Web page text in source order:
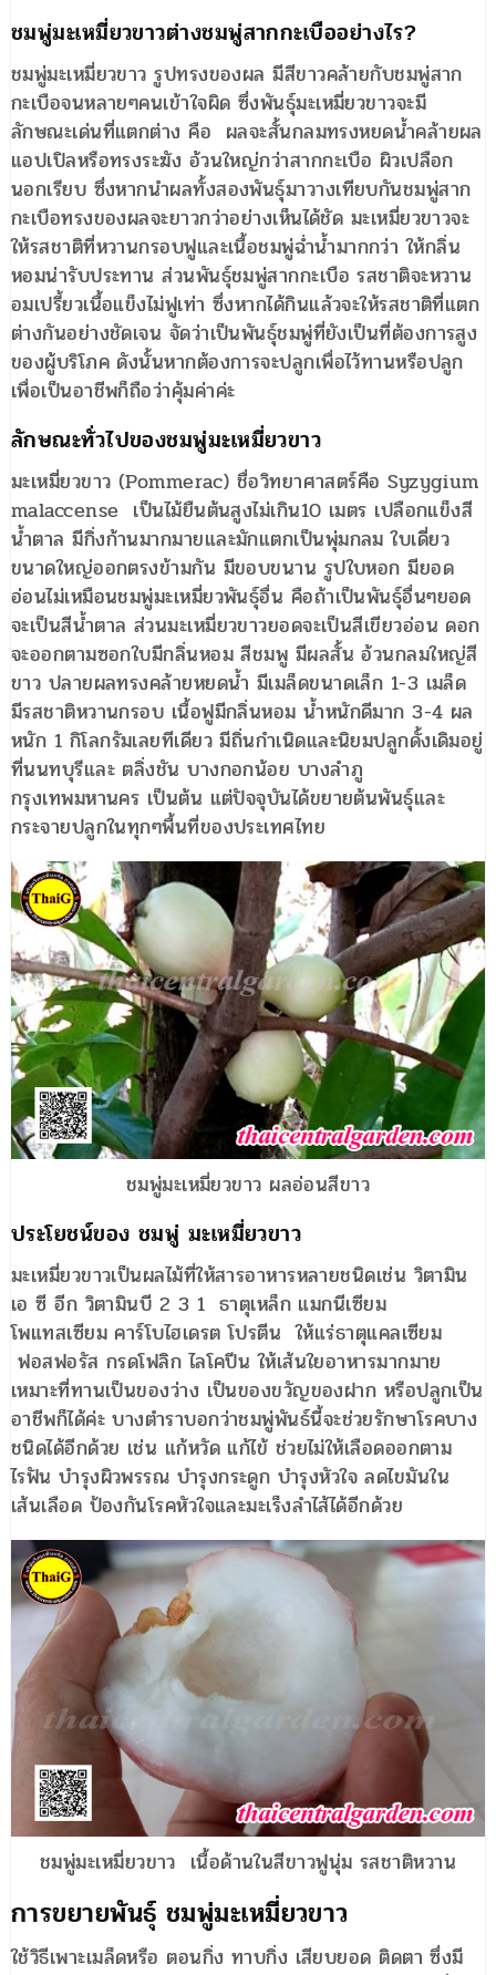
ชมพู่มะเหมี่ยวขาวต่างชมพู่สากกะเบืออย่างไร?
ชมพู่มะเหมี่ยวขาว รูปทรงของผล มีสีขาวคล้ายกับชมพู่สาก
กะเบือจนหลายๆคนเข้าใจผิด ซึ่งพันธุ์มะเหมี่ยวขาวจะมี
ลักษณะเด่นที่แตกต่าง คือ ผลจะสั้นกลมทรงหยดน้ำคล้ายผล
แอปเปิลหรือทรงระฆัง อ้วนใหญ่กว่าสากกะเบือ ผิวเปลือก
นอกเรียบ ซึ่งหากนำผลทั้งสองพันธุ์มาวางเทียบกันชมพู่สาก
กะเบือทรงของผลจะยาวกว่าอย่างเห็นได้ชัด มะเหมี่ยวขาวจะ
ให้รสชาติที่หวานกรอบฟูและเนื้อชมพู่ฉ่ำน้ำมากกว่า ให้กลิ่น
หอมน่ารับประทาน ส่วนพันธุ์ชมพู่สากกะเบือ รสชาติจะหวาน
อมเปรี้ยวเนื้อแข็งไม่ฟูเท่า ซึ่งหากได้กินแล้วจะให้รสชาติที่แตก
ต่างกันอย่างชัดเจน จัดว่าเป็นพันธุ์ชมพู่ที่ยังเป็นที่ต้องการสูง
ของผู้บริโภค ดังนั้นหากต้องการจะปลูกเพื่อไว้ทานหรือปลูก
เพื่อเป็นอาชีพก็ถือว่าคุ้มค่าค่ะ
ลักษณะทั่วไปของชมพู่มะเหมี่ยวขาว
มะเหมี่ยวขาว (Pommerac) ชื่อวิทยาศาสตร์คือ Syzygium
malaccense เป็นไม้ยืนต้นสูงไม่เกิน10 เมตร เปลือกแข็งสี
น้ำตาล มีกิ่งก้านมากมายและมักแตกเป็นพุ่มกลม ใบเดี่ยว
ขนาดใหญ่ออกตรงข้ามกัน มีขอบขนาน รูปใบหอก มียอด
อ่อนไม่เหมือนชมพู่มะเหมี่ยวพันธุ์อื่น คือถ้าเป็นพันธุ์อื่นๆยอด
จะเป็นสีน้ำตาล ส่วนมะเหมี่ยวขาวยอดจะเป็นสีเขียวอ่อน ดอก
จะออกตามซอกใบมีกลิ่นหอม สีชมพู มีผลสั้น อ้วนกลมใหญ่สี
ขาว ปลายผลทรงคล้ายหยดน้ำ มีเมล็ดขนาดเล็ก 1-3 เมล็ด
มีรสชาติหวานกรอบ เนื้อฟูมีกลิ่นหอม น้ำหนักดีมาก 3-4 ผล
หนัก 1 กิโลกรัมเลยทีเดียว มีถิ่นกำเนิดและนิยมปลูกดั้งเดิมอยู่
ที่นนทบุรีและ ตลิ่งชัน บางกอกน้อย บางลำภู
กรุงเทพมหานคร เป็นต้น แต่ปัจจุบันได้ขยายต้นพันธุ์และ
กระจายปลูกในทุกๆพื้นที่ของประเทศไทย
ชมพู่มะเหมี่ยวขาว ผลอ่อนสีขาว
ประโยชน์ของ ชมพู่ มะเหมี่ยวขาว
มะเหมี่ยวขาวเป็นผลไม้ที่ให้สารอาหารหลายชนิดเช่น วิตามิน
เอ ซี อีก วิตามินบี 2 3 1 ธาตุเหล็ก แมกนีเซียม
โพแทสเซียม คาร์โบไฮเดรต โปรตีน ให้แร่ธาตุแคลเซียม
ฟอสฟอรัส กรดโฟลิก ไลโคปีน ให้เส้นใยอาหารมากมาย
เหมาะที่ทานเป็นของว่าง เป็นของขวัญของฝาก หรือปลูกเป็น
อาชีพก็ได้ค่ะ บางตำราบอกว่าชมพู่พันธ์นี้จะช่วยรักษาโรคบาง
ชนิดได้อีกด้วย เช่น แก้หวัด แก้ไข้ ช่วยไม่ให้เลือดออกตาม
ไรฟัน บำรุงผิวพรรณ บำรุงกระดูก บำรุงหัวใจ ลดไขมันใน
เส้นเลือด ป้องกันโรคหัวใจและมะเร็งลำไส้ได้อีกด้วย
ชมพู่มะเหมี่ยวขาว เนื้อด้านในสีขาวฟูนุ่ม รสชาติหวาน
การขยายพันธุ์ ชมพู่มะเหมี่ยวขาว
ใช้วิธีเพาะเมล็ดหรือ ตอนกิ่ง ทาบกิ่ง เสียบยอด ติดตา ซึ่งมี